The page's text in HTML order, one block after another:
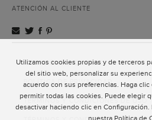
Utilizamos cookies propias y de terceros
del sitio web, personalizar su
acuerdo con sus preferencias. Haga
permitir todas las cookies. Puede elegir
desactivar haciendo clic en
nuestra Política de
ATENCIÓN AL CLIENTE
ATENCIÓN AL CLIENTE
POLÍTICA DE PRIVACIDAD
TÉRMINOS Y CONDICIONES DE USO